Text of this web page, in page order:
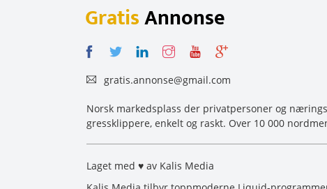
GratisAnnonse
gratis.annonse@gmail.com
Norsk markedsplass der privatpersoner og
gressklippere, enkelt og raskt. Over 10 000
Laget med ♥ av Kalis Media